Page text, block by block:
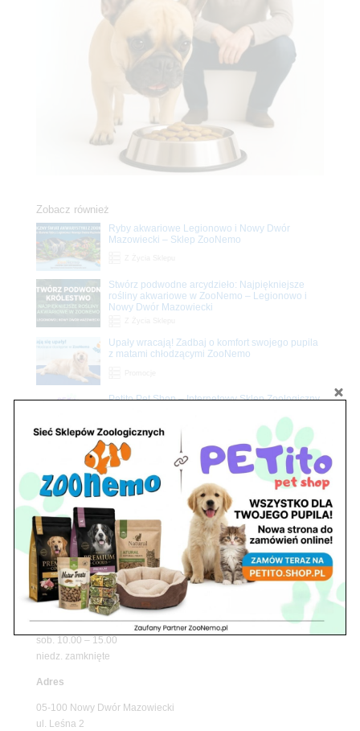
Zobacz również
Ryby akwariowe Legionowo i Nowy Dwór
Mazowiecki – Sklep ZooNemo
Stwórz podwodne arcydzieło: Najpiękniejsze
rośliny akwariowe w ZooNemo – Legionowo i
Nowy Dwór Mazowiecki
Upały wracają! Zadbaj o komfort swojego pupila
z matami chłodzącymi ZooNemo
Z Życia Sklepu
Petito Pet Shop – Internetowy Sklep Zoologiczny
Znajdź nas
Adres
05-120 Legionowo
ul. Piłsudskiego 31,
pawilon 134
tel./fax. 22 784 71 96
Godziny pracy
pon. – piąt. 10.00 – 19.00
sob. 10.00 – 15.00
niedz. zamknięte
Adres
05-100 Nowy Dwór Mazowiecki
ul. Leśna 2